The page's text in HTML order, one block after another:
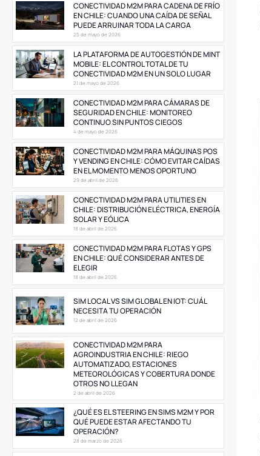
CONECTIVIDAD M2M PARA CADENA DE FRÍO
EN CHILE: CUANDO UNA CAÍDA DE SEÑAL
PUEDE ARRUINAR TODA LA CARGA
25 de mayo de 2026
LA PLATAFORMA DE AUTOGESTIÓN DE MINT
MOBILE: EL CONTROL TOTAL DE TU
CONECTIVIDAD M2M EN UN SOLO LUGAR
21 de mayo de 2026
CONECTIVIDAD M2M PARA CÁMARAS DE
SEGURIDAD EN CHILE: MONITOREO
CONTINUO SIN PUNTOS CIEGOS
4 de mayo de 2026
CONECTIVIDAD M2M PARA MÁQUINAS POS
Y VENDING EN CHILE: CÓMO EVITAR CAÍDAS
EN EL MOMENTO MENOS OPORTUNO
29 de abril de 2026
CONECTIVIDAD M2M PARA UTILITIES EN
CHILE: DISTRIBUCIÓN ELÉCTRICA, ENERGÍA
SOLAR Y EÓLICA
18 de abril de 2026
CONECTIVIDAD M2M PARA FLOTAS Y GPS
EN CHILE: QUÉ CONSIDERAR ANTES DE
ELEGIR
18 de abril de 2026
SIM LOCAL VS SIM GLOBAL EN IOT: CUÁL
NECESITA TU OPERACIÓN
12 de abril de 2026
CONECTIVIDAD M2M PARA
AGROINDUSTRIA EN CHILE: RIEGO
AUTOMATIZADO, ESTACIONES
METEOROLÓGICAS Y COBERTURA DONDE
OTROS NO LLEGAN
2 de abril de 2026
¿QUÉ ES EL STEERING EN SIMS M2M Y POR
QUÉ PUEDE ESTAR AFECTANDO TU
OPERACIÓN?
28 de marzo de 2026